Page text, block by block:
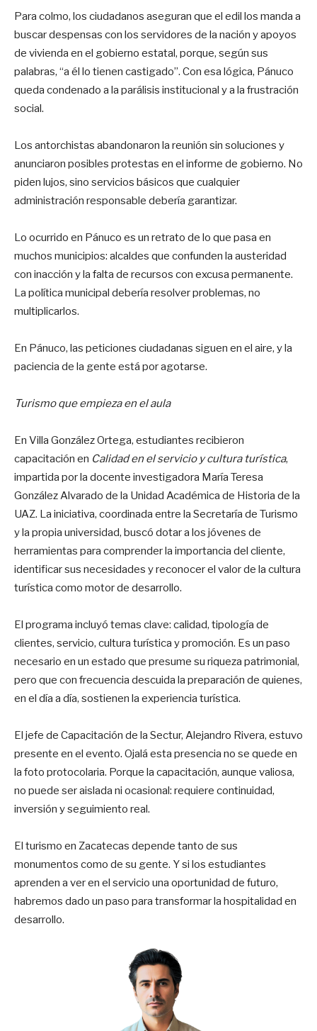
Para colmo, los ciudadanos aseguran que el edil los manda a
buscar despensas con los servidores de la nación y apoyos
de vivienda en el gobierno estatal, porque, según sus
palabras, “a él lo tienen castigado”. Con esa lógica, Pánuco
queda condenado a la parálisis institucional y a la frustración
social.
Los antorchistas abandonaron la reunión sin soluciones y
anunciaron posibles protestas en el informe de gobierno. No
piden lujos, sino servicios básicos que cualquier
administración responsable debería garantizar.
Lo ocurrido en Pánuco es un retrato de lo que pasa en
muchos municipios: alcaldes que confunden la austeridad
con inacción y la falta de recursos con excusa permanente.
La política municipal debería resolver problemas, no
multiplicarlos.
En Pánuco, las peticiones ciudadanas siguen en el aire, y la
paciencia de la gente está por agotarse.
Turismo que empieza en el aula
En Villa González Ortega, estudiantes recibieron
capacitación en Calidad en el servicio y cultura turística,
impartida por la docente investigadora María Teresa
González Alvarado de la Unidad Académica de Historia de la
UAZ. La iniciativa, coordinada entre la Secretaría de Turismo
y la propia universidad, buscó dotar a los jóvenes de
herramientas para comprender la importancia del cliente,
identificar sus necesidades y reconocer el valor de la cultura
turística como motor de desarrollo.
El programa incluyó temas clave: calidad, tipología de
clientes, servicio, cultura turística y promoción. Es un paso
necesario en un estado que presume su riqueza patrimonial,
pero que con frecuencia descuida la preparación de quienes,
en el día a día, sostienen la experiencia turística.
El jefe de Capacitación de la Sectur, Alejandro Rivera, estuvo
presente en el evento. Ojalá esta presencia no se quede en
la foto protocolaria. Porque la capacitación, aunque valiosa,
no puede ser aislada ni ocasional: requiere continuidad,
inversión y seguimiento real.
El turismo en Zacatecas depende tanto de sus
monumentos como de su gente. Y si los estudiantes
aprenden a ver en el servicio una oportunidad de futuro,
habremos dado un paso para transformar la hospitalidad en
desarrollo.